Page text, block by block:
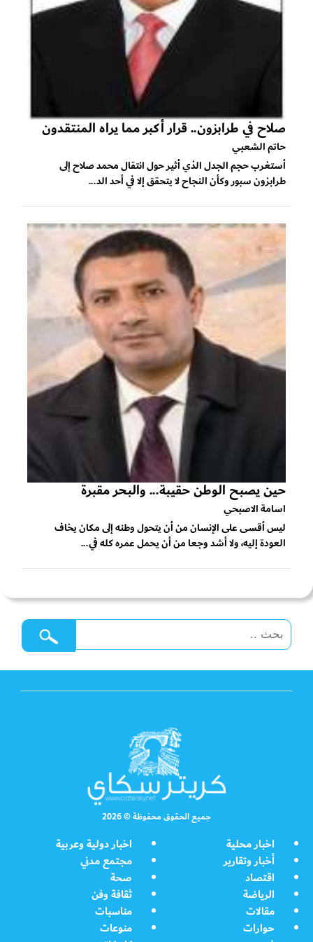
صلاح في طرابزون.. قرار أكبر مما يراه المنتقدون
حاتم الشعبي
أستغرب حجم الجدل الذي أثير حول انتقال محمد صلاح إلى
طرابزون سبور وكأن النجاح لا يتحقق إلا في أحد الد...
حين يصبح الوطن حقيبة... والبحر مقبرة
اسامة الاصبحي
ليس أقسى على الإنسان من أن يتحول وطنه إلى مكان يخاف
العودة إليه، ولا أشد وجعا من أن يحمل عمره كله في...
جميع الحقوق محفوظة © 2026
اخبار محلية
اخبار دولية وعربية
أخبار وتقارير
مجتمع مدني
اقتصاد
صحة
الرياضة
ثقافة وفن
مقالات
مناسبات
حوارات
منوعات